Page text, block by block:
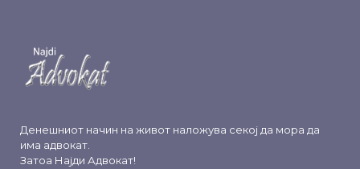
Денешниот начин на живот наложува секој да мора да
има адвокат.
Затоа Најди Адвокат!